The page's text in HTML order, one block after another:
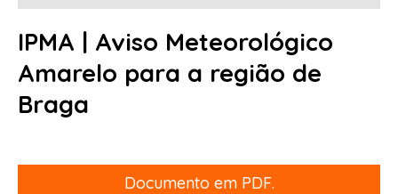
IPMA | Aviso Meteorológico
Amarelo para a região de
Braga
Documento em PDF.